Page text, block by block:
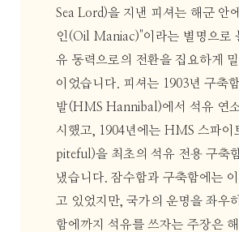
Sea Lord)을 지낸 피셔는 해군 안
인(Oil Maniac)"이라는 별명으로
유 동력으로의 전환을 집요하게
이었습니다. 피셔는 1903년 구축
발(HMS Hannibal)에서 석유 연
시했고, 1904년에는 HMS 스파이
piteful)을 최초의 석유 전용 구축
냈습니다. 잠수함과 구축함에는
고 있었지만, 국가의 운명을 좌우
함에까지 석유를 쓰자는 주장은